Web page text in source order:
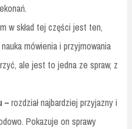
w skład tej części jest ten,
mówienia i przyjmowania
ale jest to jedna ze spraw, z
–rozdział najbardziej przyjazny i
Pokazuje on sprawy